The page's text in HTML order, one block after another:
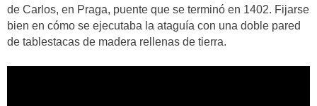
de Carlos, en Praga, puente que se terminó en 1402. Fijarse
bien en cómo se ejecutaba la ataguía con una doble pared
de tablestacas de madera rellenas de tierra.